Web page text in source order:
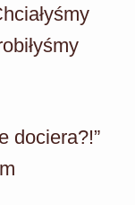
dociera?!”